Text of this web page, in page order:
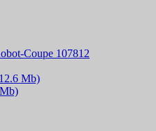
Coupe 107812
Mb)